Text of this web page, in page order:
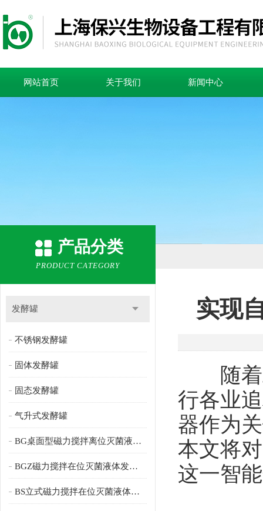
网站首页 关于我们 新闻中心
产品分类
PRODUCT CATEGORY
发酵罐
不锈钢发酵罐
固体发酵罐
固态发酵罐
气升式发酵罐
BG桌面型磁力搅拌离位灭菌液体发酵罐
BGZ磁力搅拌在位灭菌液体发酵罐
BS立式磁力搅拌在位灭菌液体发酵罐
实现
随着
行各业
器作为
本文将
这一智